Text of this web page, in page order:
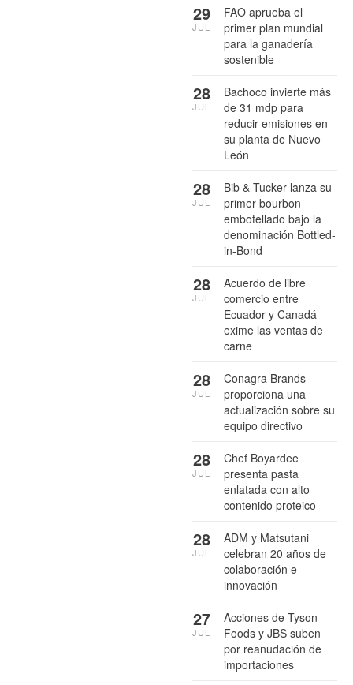
FAO aprueba el
primer plan mundial
para la ganadería
sostenible
29
JUL
Bachoco invierte más
de 31 mdp para
reducir emisiones en
su planta de Nuevo
León
28
JUL
Bib & Tucker lanza su
primer bourbon
embotellado bajo la
denominación Bottled-
in-Bond
28
JUL
Acuerdo de libre
comercio entre
Ecuador y Canadá
exime las ventas de
carne
28
JUL
Conagra Brands
proporciona una
actualización sobre su
equipo directivo
28
JUL
Chef Boyardee
presenta pasta
enlatada con alto
contenido proteico
28
JUL
ADM y Matsutani
celebran 20 años de
colaboración e
innovación
28
JUL
Acciones de Tyson
Foods y JBS suben
por reanudación de
importaciones
27
JUL